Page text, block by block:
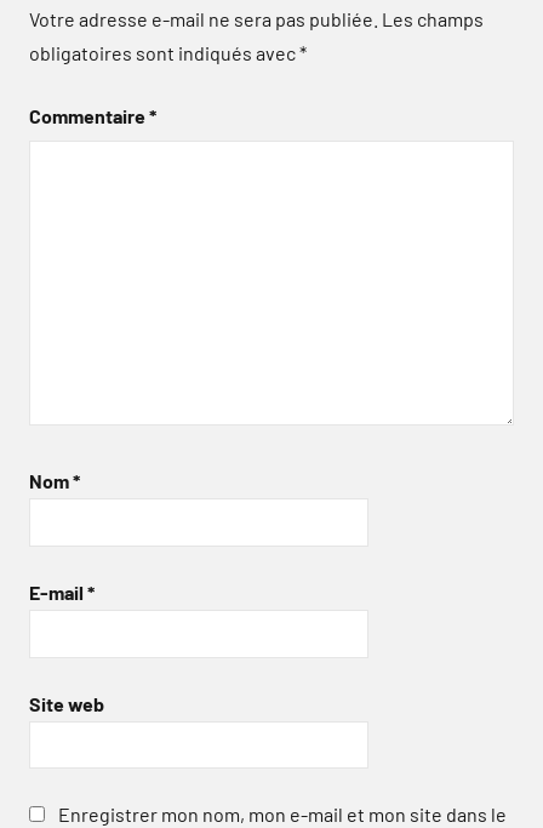
Votre adresse e-mail ne sera pas publiée. Les champs
obligatoires sont indiqués avec*
Commentaire*
Nom*
E-mail *
Site web
Enregistrer mon nom, mon e-mail et mon site dans le